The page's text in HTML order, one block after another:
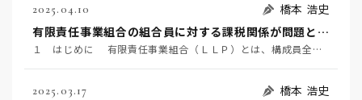
2025.04.10
橋本 浩史
有限責任事業組合の組合員に対する課税関係が問題となった事例 ～東京地裁令和６年２月１６日判決TAINS Z888-2712（確定）～
１ はじめに 有限責任事業組合（ＬＬＰ）とは、構成員全員が無限責任を負う民法組合の特例として、「有…
2025.03.17
橋本 浩史